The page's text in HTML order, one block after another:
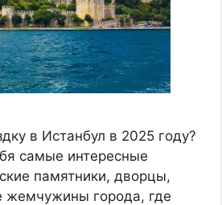
в Истанбул в 2025 году?
самые интересные
памятники, дворцы,
жемчужины города, где